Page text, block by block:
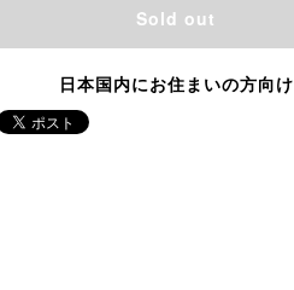
Sold out
日本国内にお住まいの方向け